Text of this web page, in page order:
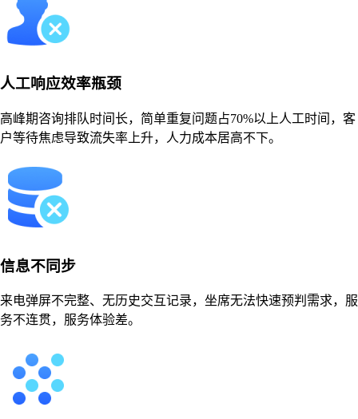
人工响应效率瓶颈
高峰期咨询排队时间长，简单重复问题占70%以上人工时间，客
户等待焦虑导致流失率上升，人力成本居高不下。
信息不同步
来电弹屏不完整、无历史交互记录，坐席无法快速预判需求，服
务不连贯，服务体验差。